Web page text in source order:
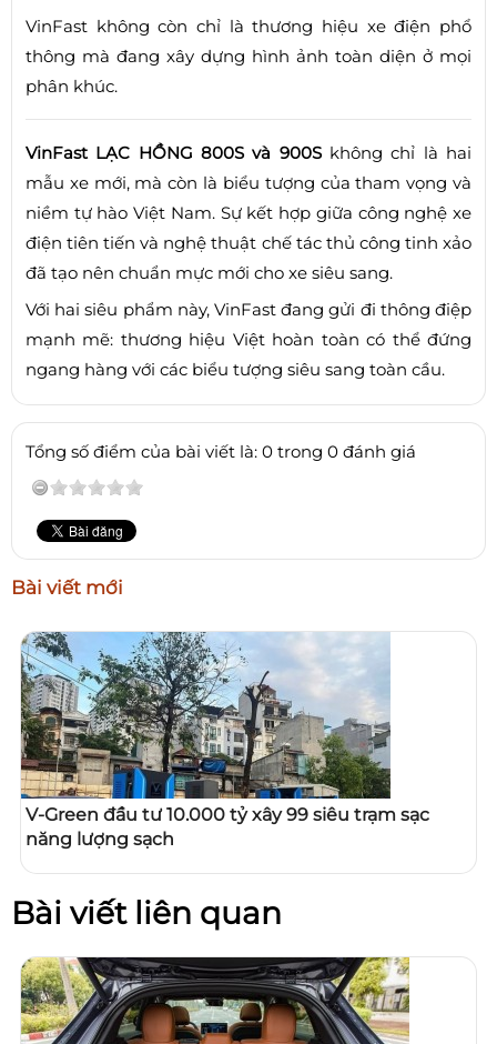
VinFast không còn chỉ là thương hiệu xe điện phổ
thông mà đang xây dựng hình ảnh toàn diện ở mọi
phân khúc.
VinFast LẠC HỒNG 800S và 900Skhông chỉ là hai
mẫu xe mới, mà còn là biểu tượng của tham vọng và
niềm tự hào Việt Nam. Sự kết hợp giữa công nghệ xe
điện tiên tiến và nghệ thuật chế tác thủ công tinh xảo
đã tạo nên chuẩn mực mới cho xe siêu sang.
Với hai siêu phẩm này, VinFast đang gửi đi thông điệp
mạnh mẽ: thương hiệu Việt hoàn toàn có thể đứng
ngang hàng với các biểu tượng siêu sang toàn cầu.
Tổng số điểm của bài viết là: 0 trong 0 đánh giá
Bài viết mới
V-Green đầu tư 10.000 tỷ xây 99 siêu trạm sạc
năng lượng sạch
Bài viết liên quan